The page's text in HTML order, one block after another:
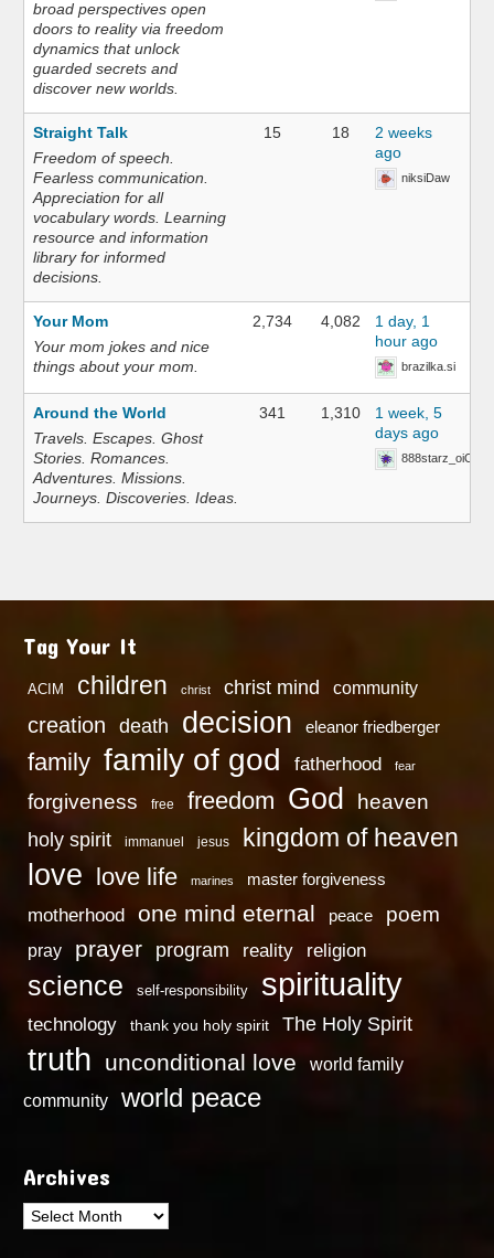
broad perspectives open
doors to reality via freedom
dynamics that unlock
guarded secrets and
discover new worlds.
Straight Talk
Freedom of speech.
Fearless communication.
Appreciation for all
vocabulary words. Learning
resource and information
library for informed
decisions.
15 18
2 weeks
ago
niksiDaw
Your Mom
Your mom jokes and nice
things about your mom.
2,734 4,082
1 day, 1
hour ago
brazilka.si
Around the World
Travels. Escapes. Ghost
Stories. Romances.
Adventures. Missions.
Journeys. Discoveries. Ideas.
341 1,310
1 week, 5
days ago
888starz_oiOn
Tag Your It
ACIM children christ christ mind community
creation death decision eleanor friedberger
family family of god fatherhood fear
forgiveness free freedom God heaven
holy spirit immanuel jesus kingdom of heaven
love love life marines master forgiveness
motherhood one mind eternal peace poem
pray prayer program reality religion
science self-responsibility spirituality
technology thank you holy spirit The Holy Spirit
truth unconditional love
world family
community
world peace
Archives
Archives